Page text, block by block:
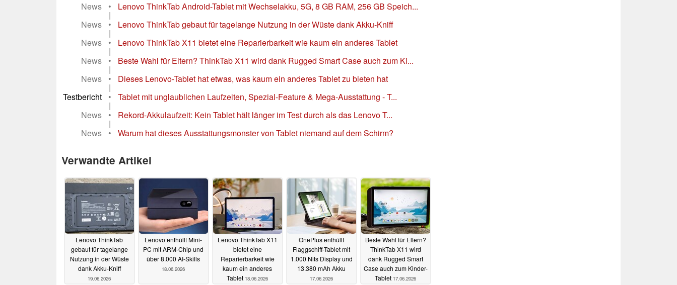
News
• Lenovo ThinkTab Android-Tablet mit Wechselakku, 5G, 8 GB RAM, 256 GB Speich...
|
News
• Lenovo ThinkTab gebaut für tagelange Nutzung in der Wüste dank Akku-Kniff
|
News
• Lenovo ThinkTab X11 bietet eine Reparierbarkeit wie kaum ein anderes Tablet
|
News
• Beste Wahl für Eltern? ThinkTab X11 wird dank Rugged Smart Case auch zum Ki...
|
News
• Dieses Lenovo-Tablet hat etwas, was kaum ein anderes Tablet zu bieten hat
|
Testbericht
• Tablet mit unglaublichen Laufzeiten, Spezial-Feature & Mega-Ausstattung - T...
|
News
• Rekord-Akkulaufzeit: Kein Tablet hält länger im Test durch als das Lenovo T...
|
News
• Warum hat dieses Ausstattungsmonster von Tablet niemand auf dem Schirm?
Verwandte Artikel
Lenovo ThinkTab
gebaut für tagelange
Nutzung in der Wüste
dank Akku-Kniff
19.06.2026
Lenovo enthüllt Mini-
PC mit ARM-Chip und
über 8.000 AI-Skills
18.06.2026
Lenovo ThinkTab X11
bietet eine
Reparierbarkeit wie
kaum ein anderes
Tablet 18.06.2026
OnePlus enthüllt
Flaggschiff-Tablet mit
1.000 Nits Display und
13.380 mAh Akku
17.06.2026
Beste Wahl für Eltern?
ThinkTab X11 wird
dank Rugged Smart
Case auch zum Kinder-
Tablet 17.06.2026